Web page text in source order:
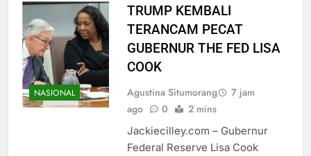
NASIONAL
TRUMP KEMBALI
TERANCAM PECAT
GUBERNUR THE FED LISA
COOK
Agustina Situmorang
7 jam
ago
0 2 mins
Jackiecilley.com – Gubernur
Federal Reserve Lisa Cook